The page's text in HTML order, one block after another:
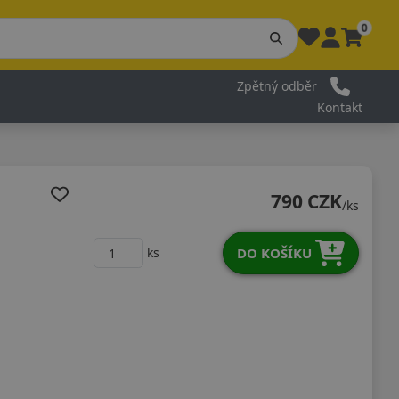
0
Zpětný odběr
Kontakt
790 CZK/ks
ks DO KOŠÍKU